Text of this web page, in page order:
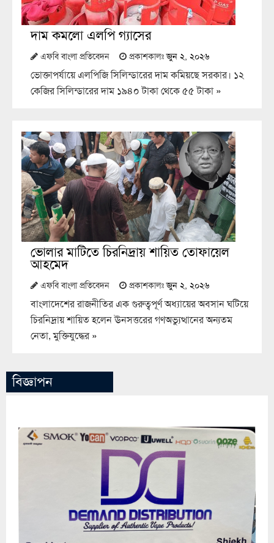
দাম কমলো এলপি গ্যাসের
এফবি বাংলা প্রতিবেদন প্রকাশকালঃজুন ২, ২০২৬
ভোক্তাপর্যায়ে এলপিজি সিলিন্ডারের দাম কমিয়ছে সরকার। ১২
কেজির সিলিন্ডারের দাম ১৯৪০ টাকা থেকে ৫৫ টাকা»
ভোলার মাটিতে চিরনিদ্রায় শায়িত তোফায়েল
আহমেদ
এফবি বাংলা প্রতিবেদন প্রকাশকালঃজুন ২, ২০২৬
বাংলাদেশের রাজনীতির এক গুরুত্বপূর্ণ অধ্যায়ের অবসান ঘটিয়ে
চিরনিদ্রায় শায়িত হলেন ঊনসত্তরের গণঅভ্যুত্থানের অন্যতম
নেতা, মুক্তিযুদ্ধের»
বিজ্ঞাপন